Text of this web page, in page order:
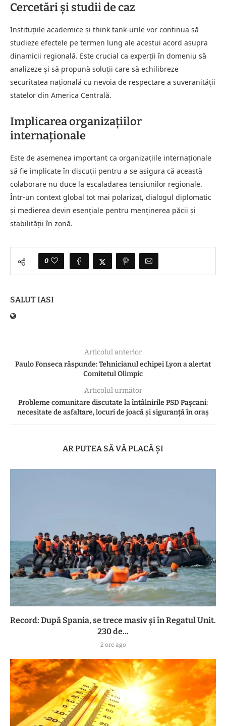
Cercetări și studii de caz
Instituțiile academice și think tank-urile vor continua să
studieze efectele pe termen lung ale acestui acord asupra
dinamicii regională. Este crucial ca experții în domeniu să
analizeze și să propună soluții care să echilibreze
securitatea națională cu nevoia de respectare a suveranității
statelor din America Centrală.
Implicarea organizațiilor
internaționale
Este de asemenea important ca organizațiile internaționale
să fie implicate în discuții pentru a se asigura că această
colaborare nu duce la escaladarea tensiunilor regionale.
Într-un context global tot mai polarizat, dialogul diplomatic
și medierea devin esențiale pentru menținerea păcii și
stabilității în zonă.
0
SALUT IASI
Articolul anterior
Paulo Fonseca răspunde: Tehnicianul echipei Lyon a alertat
Comitetul Olimpic
Articolul următor
Probleme comunitare discutate la întâlnirile PSD Pașcani:
necesitate de asfaltare, locuri de joacă și siguranță în oraș
AR PUTEA SĂ VĂ PLACĂ ȘI
Record: După Spania, se trece masiv și în Regatul Unit.
230 de...
2 ore ago